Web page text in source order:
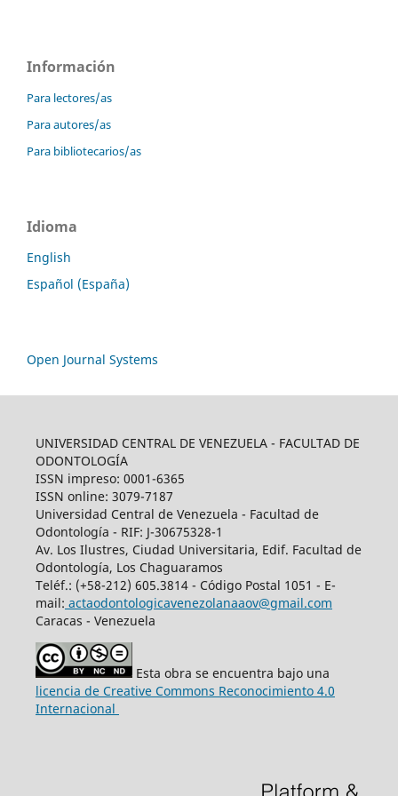
Información
Para lectores/as
Para autores/as
Para bibliotecarios/as
Idioma
English
Español (España)
Open Journal Systems
UNIVERSIDAD CENTRAL DE VENEZUELA - FACULTAD DE
ODONTOLOGÍA
ISSN impreso: 0001-6365
ISSN online: 3079-7187
Universidad Central de Venezuela - Facultad de
Odontología - RIF: J-30675328-1
Av. Los Ilustres, Ciudad Universitaria, Edif. Facultad de
Odontología, Los Chaguaramos
Teléf.: (+58-212) 605.3814 - Código Postal 1051 - E-
mail: actaodontologicavenezolanaaov@gmail.com
Caracas - Venezuela
Esta obra se encuentra bajo una
licencia de Creative Commons Reconocimiento 4.0
Internacional